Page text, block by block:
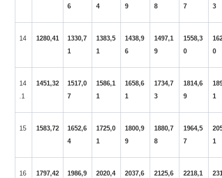
6 4 9 8 7 3
14 1280,41
1330,7
1
1383,5
1
1438,9
6
1497,1
9
1558,3
0
0
14
.1
1451,32
1517,0
7
1586,1
1
1658,6
1
1734,7
3
1814,6
9
1
15 1583,72
1652,6
4
1725,0
1
1800,9
9
1880,7
8
1964,5
7
1
16 1797,42
1986,9
2020,4
2037,6
2125,6
2218,1